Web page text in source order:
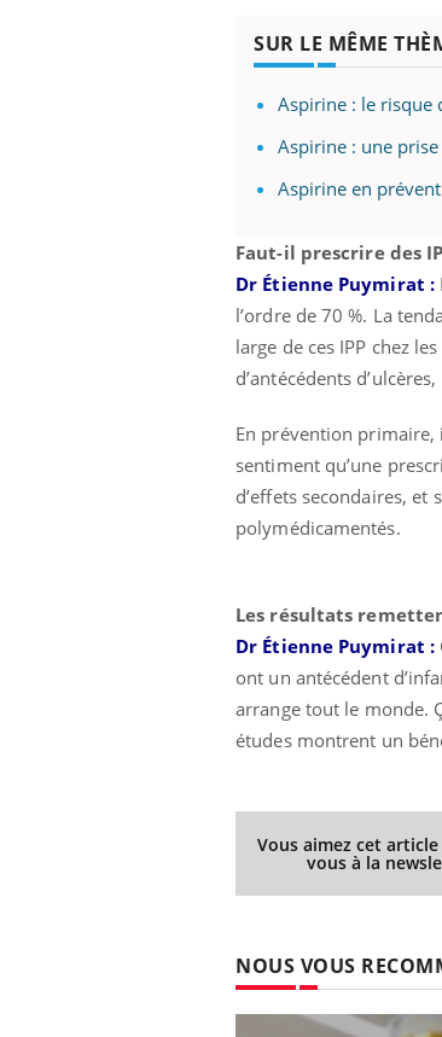
SUR LE MÊME
Aspirine : le risque
Aspirine : une
Aspirine en
Faut-il prescrire des
Dr Étienne Puymirat :
l’ordre de 70 %. La
large de ces IPP chez
d’antécédents
En prévention primaire,
sentiment qu’une
d’effets secondaires,
polymédicamentés.
Les résultats
Dr Étienne Puymirat :
ont un antécédent
arrange tout le monde.
études montrent un
Vous aimez cet article
vous à la
NOUS VOUS